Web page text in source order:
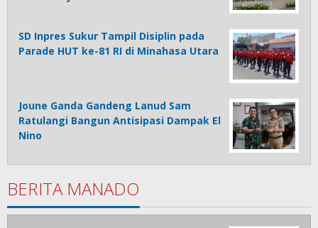
SD Inpres Sukur Tampil Disiplin pada
Parade HUT ke-81 RI di Minahasa Utara
Joune Ganda Gandeng Lanud Sam
Ratulangi Bangun Antisipasi Dampak El
Nino
BERITA MANADO